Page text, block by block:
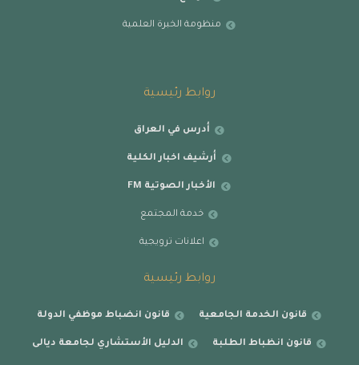
منظومة الخبرة العلمية
روابط رئيسية
أدرس في العراق
أرشيف اخبار الكلية
الأخبار الصوتية FM
خدمة المجتمع
اعلانات ترويجية
روابط رئيسية
قانون الخدمة الجامعية قانون انضباط موظفي الدولة
قانون انظباط الطلبة الدليل الأستشاري لجامعة ديالى